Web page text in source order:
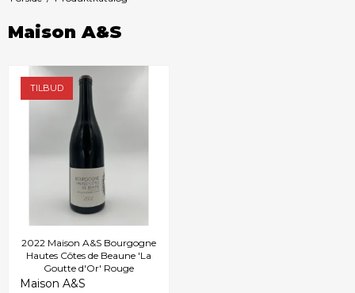
Maison A&S
TILBUD
2022 Maison A&S Bourgogne
Hautes Côtes de Beaune 'La
Goutte d'Or' Rouge
Maison A&S